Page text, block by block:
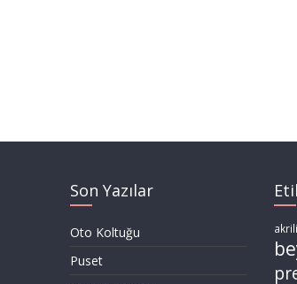
Son Yazılar
Oto Koltuğu
Puset